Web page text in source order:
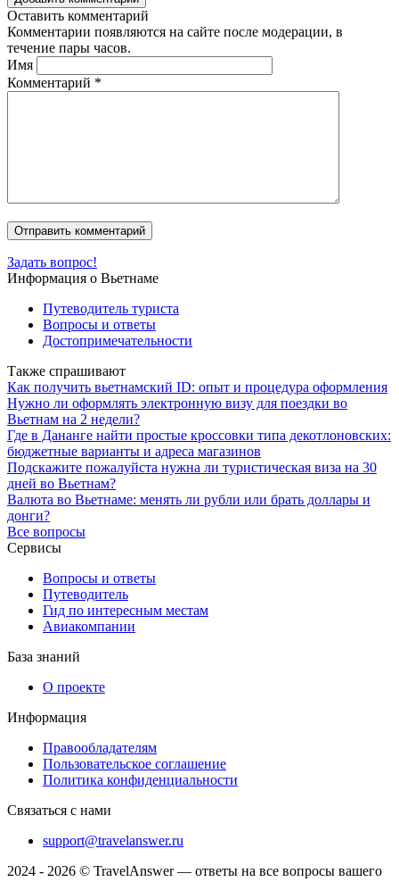
Оставить комментарий
Комментарии появляются на сайте после модерации, в
течение пары часов.
Имя
Комментарий *
Задать вопрос!
Информация о Вьетнаме
Путеводитель туриста
Вопросы и ответы
Достопримечательности
Также спрашивают
Как получить вьетнамский ID: опыт и процедура оформления
Нужно ли оформлять электронную визу для поездки во
Вьетнам на 2 недели?
Где в Дананге найти простые кроссовки типа декотлоновских:
бюджетные варианты и адреса магазинов
Подскажите пожалуйста нужна ли туристическая виза на 30
дней во Вьетнам?
Валюта во Вьетнаме: менять ли рубли или брать доллары и
донги?
Все вопросы
Сервисы
Вопросы и ответы
Путеводитель
Гид по интересным местам
Авиакомпании
База знаний
О проекте
Информация
Правообладателям
Пользовательское соглашение
Политика конфиденциальности
Связаться с нами
support@travelanswer.ru
2024 - 2026 © TravelAnswer — ответы на все вопросы вашего